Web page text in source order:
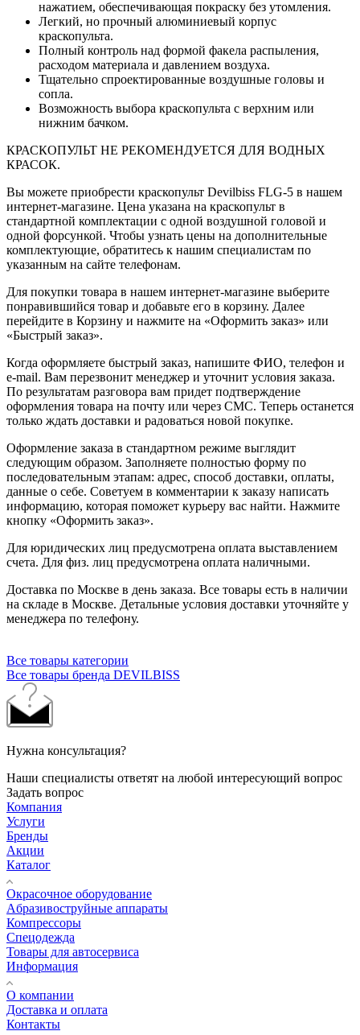
нажатием, обеспечивающая покраску без утомления.
Легкий, но прочный алюминиевый корпус
краскопульта.
Полный контроль над формой факела распыления,
расходом материала и давлением воздуха.
Тщательно спроектированные воздушные головы и
сопла.
Возможность выбора краскопульта с верхним или
нижним бачком.
КРАСКОПУЛЬТ НЕ РЕКОМЕНДУЕТСЯ ДЛЯ ВОДНЫХ
КРАСОК.
Вы можете приобрести краскопульт Devilbiss FLG-5 в нашем
интернет-магазине. Цена указана на краскопульт в
стандартной комплектации с одной воздушной головой и
одной форсункой. Чтобы узнать цены на дополнительные
комплектующие, обратитесь к нашим специалистам по
указанным на сайте телефонам.
Для покупки товара в нашем интернет-магазине выберите
понравившийся товар и добавьте его в корзину. Далее
перейдите в Корзину и нажмите на «Оформить заказ» или
«Быстрый заказ».
Когда оформляете быстрый заказ, напишите ФИО, телефон и
e-mail. Вам перезвонит менеджер и уточнит условия заказа.
По результатам разговора вам придет подтверждение
оформления товара на почту или через СМС. Теперь останется
только ждать доставки и радоваться новой покупке.
Оформление заказа в стандартном режиме выглядит
следующим образом. Заполняете полностью форму по
последовательным этапам: адрес, способ доставки, оплаты,
данные о себе. Советуем в комментарии к заказу написать
информацию, которая поможет курьеру вас найти. Нажмите
кнопку «Оформить заказ».
Для юридических лиц предусмотрена оплата выставлением
счета. Для физ. лиц предусмотрена оплата наличными.
Доставка по Москве в день заказа. Все товары есть в наличии
на складе в Москве. Детальные условия доставки уточняйте у
менеджера по телефону.
Все товары категории
Все товары бренда DEVILBISS
Нужна консультация?
Наши специалисты ответят на любой интересующий вопрос
Задать вопрос
Компания
Услуги
Бренды
Акции
Каталог
Окрасочное оборудование
Aбразивоструйные аппараты
Компрессоры
Спецодежда
Товары для автосервиса
Информация
О компании
Доставка и оплата
Контакты